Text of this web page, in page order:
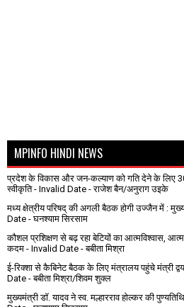
MPINFO HINDI NEWS
प्रदेश के विकास और जन-कल्याण को गति देने के लिए
स्वीकृति- Invalid Date - राजेश बैन/अनुराग उइके
मध्य क्षेत्रीय परिषद् की अगली बैठक होगी उज्जैन में :
Date - घनश्याम सिरसाम
कौशल प्रशिक्षण से बढ़ रहा बेटियों का आत्मविश्वास,
कदम - Invalid Date - बबीता मिश्रा
ई-रिक्शा से कैबिनेट बैठक के लिए मंत्रालय पहुंचे मंत्री
Date - बबीता मिश्रा/शिवम शुक्ल
मुख्यमंत्री डॉ. यादव ने स्व. मल्हारराव होल्कर की